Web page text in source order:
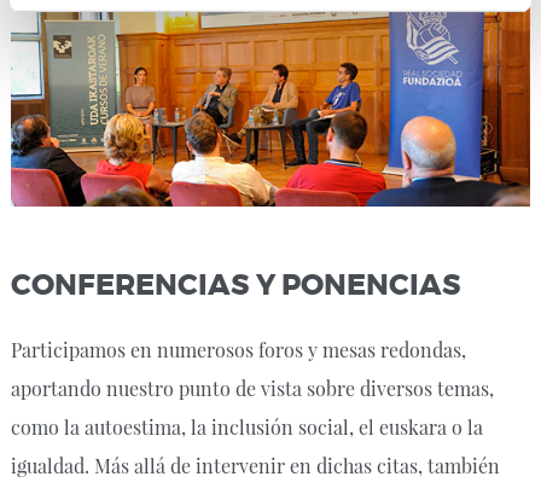
CONFERENCIAS Y PONENCIAS
Participamos en numerosos foros y mesas redondas,
aportando nuestro punto de vista sobre diversos temas,
como la autoestima, la inclusión social, el euskara o la
igualdad. Más allá de intervenir en dichas citas, también